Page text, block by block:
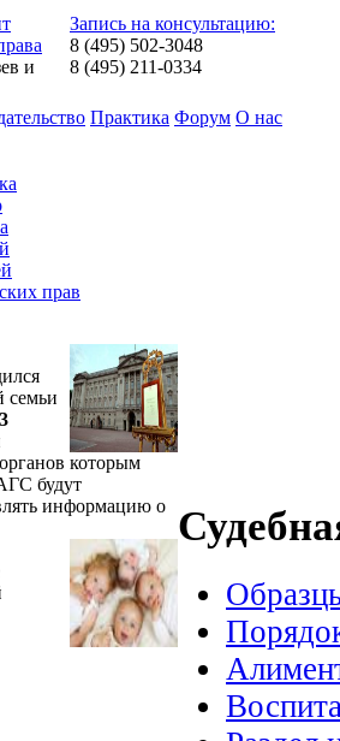
и
Запись на консультацию:
8 (495) 502-3048
8 (495) 211-0334
Практика Форум О нас
прав
семьи
которым
будут
информацию о